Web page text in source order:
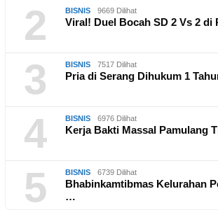
2 BISNIS 9669 Dilihat
Viral! Duel Bocah SD 2 Vs 2
3 BISNIS 7517 Dilihat
Pria di Serang Dihukum 1
4 BISNIS 6976 Dilihat
Kerja Bakti Massal Pamulang
5 BISNIS 6739 Dilihat
Bhabinkamtibmas Kelurahan
…